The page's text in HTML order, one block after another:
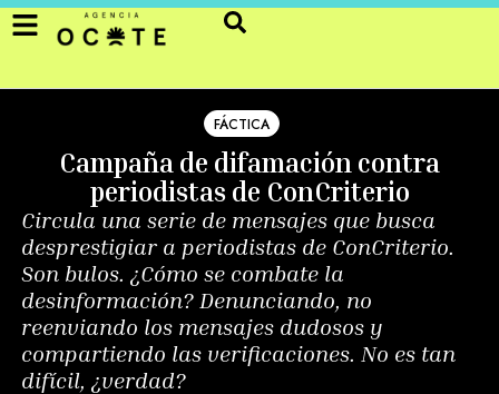
FÁCTICA
Campaña de difamación contra
periodistas de ConCriterio
Circula una serie de mensajes que busca
desprestigiar a periodistas de ConCriterio.
Son bulos. ¿Cómo se combate la
desinformación? Denunciando, no
reenviando los mensajes dudosos y
compartiendo las verificaciones. No es tan
difícil, ¿verdad?